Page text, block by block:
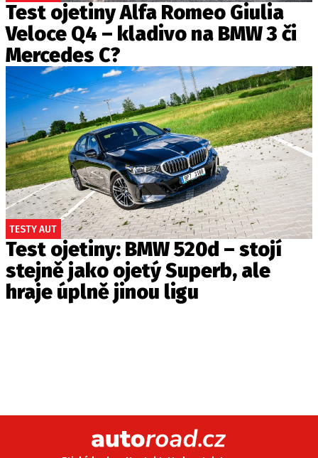
Test ojetiny Alfa Romeo Giulia
Veloce Q4 – kladivo na BMW 3 či
Mercedes C?
TESTY AUT
Test ojetiny: BMW 520d – stojí
stejně jako ojetý Superb, ale
hraje úplně jinou ligu